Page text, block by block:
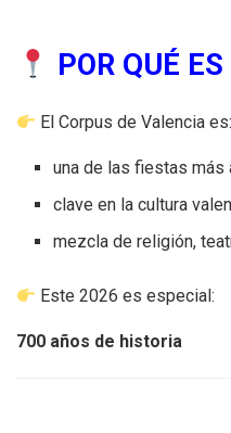
POR QUÉ
El Corpus de Valencia es:
una de las fiestas más
clave en la cultura
mezcla de religión,
Este 2026 es especial:
700 años de historia